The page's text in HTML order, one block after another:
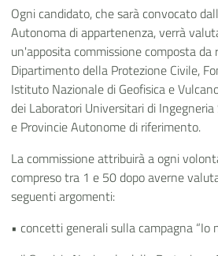
Ogni candidato, che sarà convocato
Autonoma di appartenenza, verrà
un'apposita commissione composta
Dipartimento della Protezione Civile,
Istituto Nazionale di Geofisica e
dei Laboratori Universitari di
e Provincie Autonome di riferimento.
La commissione attribuirà a ogni
compreso tra 1 e 50 dopo averne
seguenti argomenti:
• concetti generali sulla campagna “Io